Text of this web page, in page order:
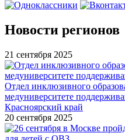
Новости регионов
21 сентября 2025
Отдел инклюзивного
медуниверситете
Красноярский край
20 сентября 2025